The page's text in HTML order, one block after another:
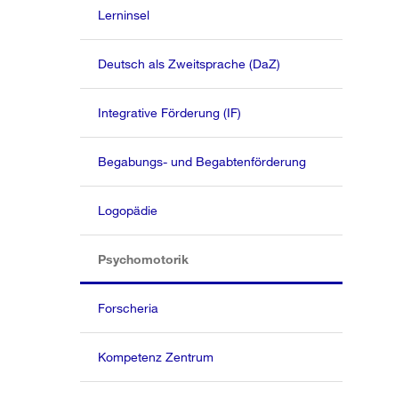
Lerninsel
Deutsch als Zweitsprache (DaZ)
Integrative Förderung (IF)
Begabungs- und Begabtenförderung
Logopädie
Psychomotorik(aktiv)
Forscheria
Kompetenz Zentrum